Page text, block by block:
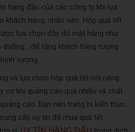
hàng đầu của các công ty khi lựa
khách hàng, nhân viên. Hộp quà tết
lựa chọn đầy đủ mặt hàng như
dưỡng… để tặng khách hàng tượng
vượng.
và lựa chọn hộp quà tết nói riêng
cơ khi quảng cáo quá nhiều và chất
cáo. Bạn nên trang bị kiến thức
cấp uy tín để mua quà tết.
UY TÍN HÀNG ĐẦU